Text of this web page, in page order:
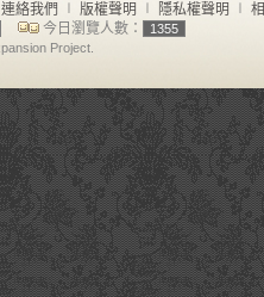
連絡我們 ∣ 版權聲明 ∣ 隱私權聲明 ∣
今日瀏覽人數：
1355
Project.